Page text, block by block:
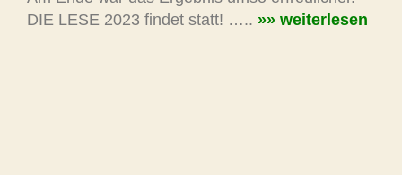
DIE LESE 2023 findet statt! ….. »» weiterlesen